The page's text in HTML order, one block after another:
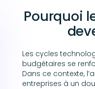
Pourquoi
Les cycles
budgétaires se
Dans ce contexte,
entreprises à un